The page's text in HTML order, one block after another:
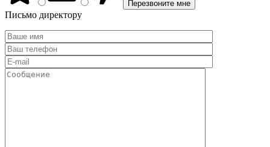
Письмо директору